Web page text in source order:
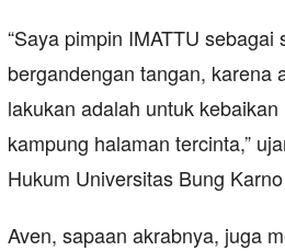
“Saya pimpin IMATTU sebagai
bergandengan tangan, karena
lakukan adalah untuk
kampung halaman tercinta,”
Hukum Universitas Bung
Aven, sapaan akrabnya, juga